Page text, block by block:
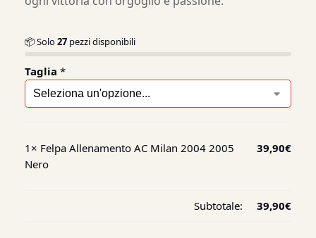
📦 Solo27 pezzi disponibili
Taglia *
1× Felpa Allenamento AC Milan 2004 2005
Nero
39,90€
Subtotale: 39,90€